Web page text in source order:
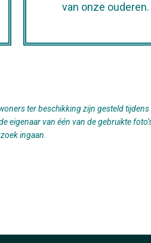
van onze ouderen.
ter beschikking zijn gesteld
van één van de gebruikte
ingaan.